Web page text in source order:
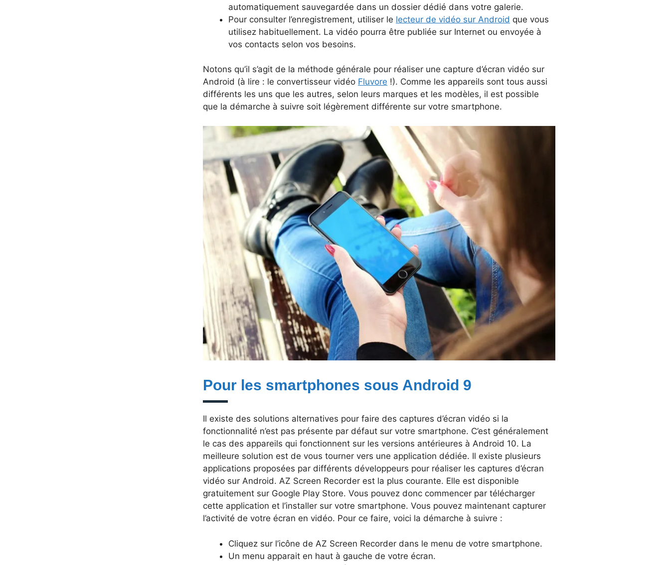
automatiquement sauvegardée dans un dossier dédié dans votre galerie.
Pour consulter l’enregistrement, utiliser le lecteur de vidéo sur Android que vous
utilisez habituellement. La vidéo pourra être publiée sur Internet ou envoyée à
vos contacts selon vos besoins.
Notons qu’il s’agit de la méthode générale pour réaliser une capture d’écran vidéo sur
Android (à lire : le convertisseur vidéo Fluvore !). Comme les appareils sont tous aussi
différents les uns que les autres, selon leurs marques et les modèles, il est possible
que la démarche à suivre soit légèrement différente sur votre smartphone.
Pour les smartphones sous Android 9
Il existe des solutions alternatives pour faire des captures d’écran vidéo si la
fonctionnalité n’est pas présente par défaut sur votre smartphone. C’est généralement
le cas des appareils qui fonctionnent sur les versions antérieures à Android 10. La
meilleure solution est de vous tourner vers une application dédiée. Il existe plusieurs
applications proposées par différents développeurs pour réaliser les captures d’écran
vidéo sur Android. AZ Screen Recorder est la plus courante. Elle est disponible
gratuitement sur Google Play Store. Vous pouvez donc commencer par télécharger
cette application et l’installer sur votre smartphone. Vous pouvez maintenant capturer
l’activité de votre écran en vidéo. Pour ce faire, voici la démarche à suivre :
Cliquez sur l’icône de AZ Screen Recorder dans le menu de votre smartphone.
Un menu apparait en haut à gauche de votre écran.